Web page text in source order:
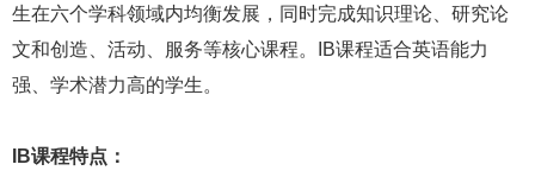
生在六个学科领域内均衡发展，同时完成知识理论、研究论
文和创造、活动、服务等核心课程。IB课程适合英语能力
强、学术潜力高的学生。
IB课程特点：